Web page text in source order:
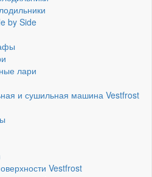
by Side
лари
и сушильная машина Vestfrost
Vestfrost